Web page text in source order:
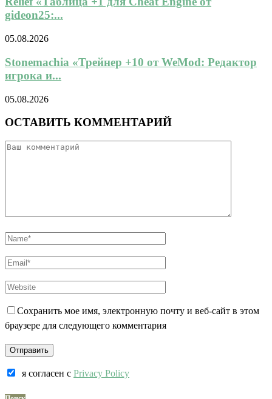
gideon25:...
05.08.2026
Stonemachia «Трейнер +10 от WeMod: Редактор
игрока и...
05.08.2026
ОСТАВИТЬ КОММЕНТАРИЙ
Сохранить мое имя, электронную почту и веб-сайт в этом
браузере для следующего комментария
я согласен c Privacy Policy